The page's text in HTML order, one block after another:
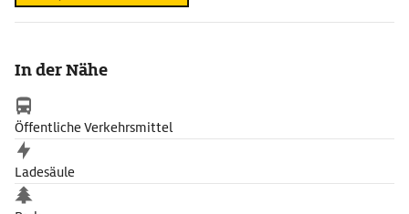
In der Nähe
Öffentliche Verkehrsmittel
Ladesäule